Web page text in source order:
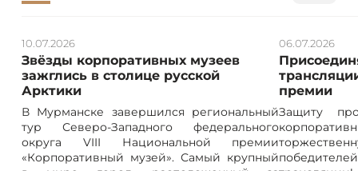
Звёзды корпоративных музеев
зажглись в столице русской
Арктики
10.07.2026
В Мурманске завершился региональный
тур Северо-Западного федерального
округа VIII Национальной премии
«Корпоративный музей». Самый крупный
премии
06.07.2026
Защиту